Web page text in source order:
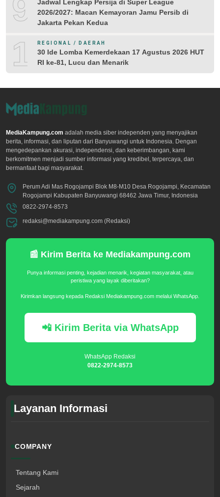
9
Jadwal Lengkap Persija di Super League
2026/2027: Macan Kemayoran Jamu Persib di
Jakarta Pekan Kedua
10REGIONAL / DAERAH
30 Ide Lomba Kemerdekaan 17 Agustus 2026 HUT
RI ke-81, Lucu dan Menarik
MediaKampung.com adalah media siber independen yang menyajikan
berita, informasi, dan liputan dari Banyuwangi untuk Indonesia. Dengan
mengedepankan akurasi, independensi, dan keberimbangan, kami
berkomitmen menjadi sumber informasi yang kredibel, terpercaya, dan
bermanfaat bagi masyarakat.
Perum Adi Mas Rogojampi Blok M8-M10 Desa Rogojampi, Kecamatan
Rogojampi Kabupaten Banyuwangi 68462 Jawa Timur, Indonesia
0822-2974-8573
redaksi@mediakampung.com (Redaksi)
📰 Kirim Berita ke Mediakampung.com
Punya informasi penting, kejadian menarik, kegiatan masyarakat, atau
peristiwa yang layak diberitakan?
Kirimkan langsung kepada Redaksi Mediakampung.com melalui WhatsApp.
📲 Kirim Berita via WhatsApp
WhatsApp Redaksi
0822-2974-8573
Layanan Informasi
COMPANY
Tentang Kami
Sejarah